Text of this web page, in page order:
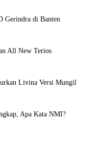
Gerindra di Banten
All New Terios
Livina Versi Mungil
Apa Kata NMI?